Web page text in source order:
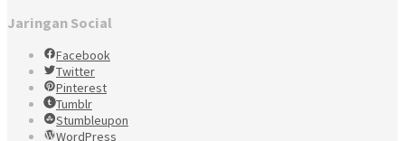
Jaringan Social
Facebook
Twitter
Pinterest
Tumblr
Stumbleupon
WordPress